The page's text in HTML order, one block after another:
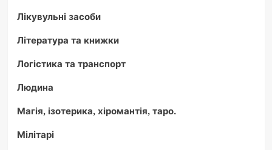
Лікувульні засоби
Література та книжки
Логістика та транспорт
Людина
Магія, ізотерика, хіромантія, таро.
Мілітарі